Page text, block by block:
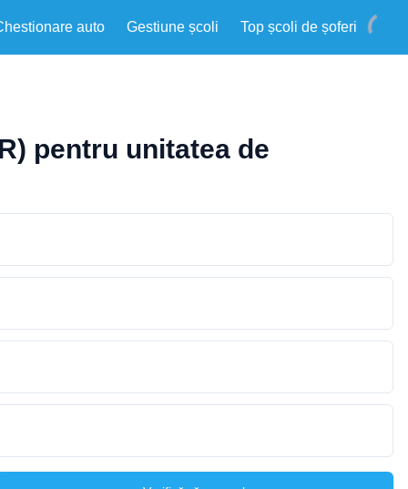
auto Gestiune școli Top școli de șoferi
pentru unitatea de